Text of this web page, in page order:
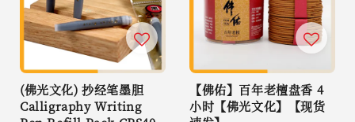
(佛光文化) 抄经笔墨胆
Calligraphy Writing
【佛佑】百年老檀盘香 4
小时【佛光文化】【现货